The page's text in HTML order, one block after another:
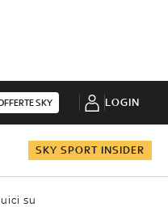
SKY LOGIN
SKY SPORT INSIDER
su